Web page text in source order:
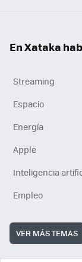
En Xataka
Streaming
Espacio
Energía
Apple
Inteligencia
Empleo
VER MÁS TEMAS